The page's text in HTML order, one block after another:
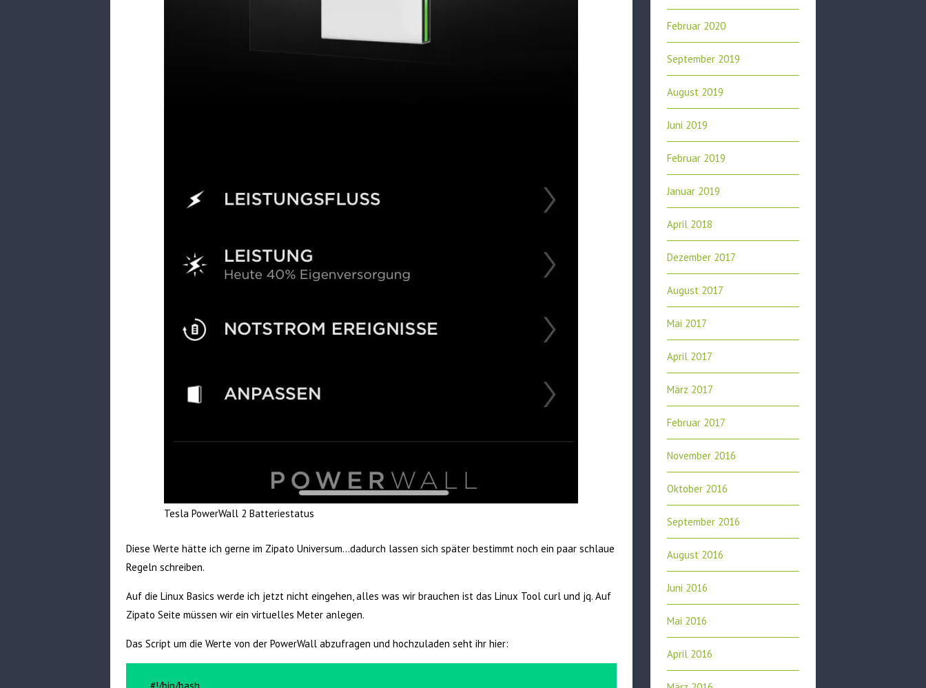
Tesla PowerWall 2 Batteriestatus
Diese Werte hätte ich gerne im Zipato Universum…dadurch lassen sich später bestimmt noch ein paar schlaue
Regeln schreiben.
Auf die Linux Basics werde ich jetzt nicht eingehen, alles was wir brauchen ist das Linux Tool curl und jq. Auf
Zipato Seite müssen wir ein virtuelles Meter anlegen.
Das Script um die Werte von der PowerWall abzufragen und hochzuladen seht ihr hier:
Februar 2020
September 2019
August 2019
Juni 2019
Februar 2019
Januar 2019
April 2018
Dezember 2017
August 2017
Mai 2017
April 2017
März 2017
Februar 2017
November 2016
Oktober 2016
September 2016
August 2016
Juni 2016
Mai 2016
April 2016